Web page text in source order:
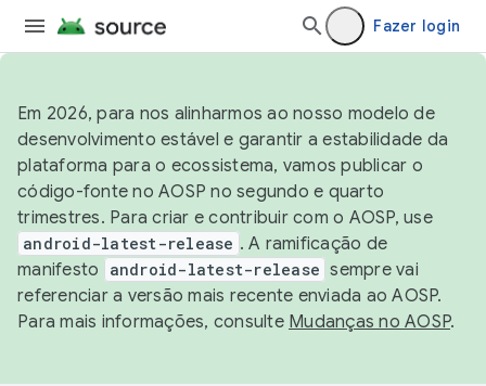
Fazer login
Em 2026, para nos alinharmos ao nosso modelo de
desenvolvimento estável e garantir a estabilidade da
plataforma para o ecossistema, vamos publicar o
código-fonte no AOSP no segundo e quarto
trimestres. Para criar e contribuir com o AOSP, use
android-latest-release . A ramificação de
manifesto
android-latest-release sempre vai
referenciar a versão mais recente enviada ao AOSP.
Para mais informações, consulte Mudanças no AOSP.